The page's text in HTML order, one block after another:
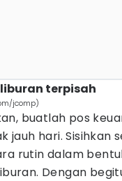
terpisah
jcomp)
buatlah pos
jauh hari. Sisihkan
rutin dalam
Dengan